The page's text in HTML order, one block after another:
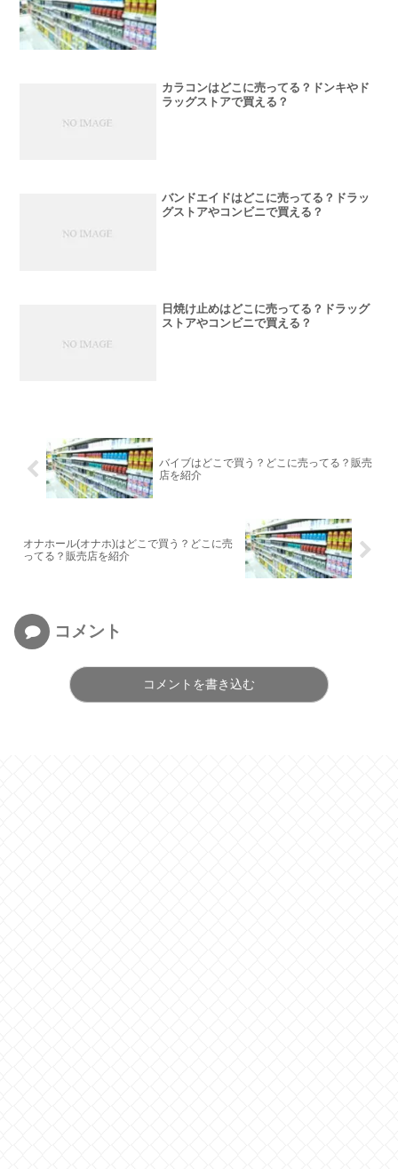
カラコンはどこに売ってる？ドンキやド
ラッグストアで買える？
バンドエイドはどこに売ってる？ドラッ
グストアやコンビニで買える？
日焼け止めはどこに売ってる？ドラッグ
ストアやコンビニで買える？
バイブはどこで買う？どこに売ってる？販売
店を紹介
オナホール(オナホ)はどこで買う？どこに売
ってる？販売店を紹介
コメント
コメントを書き込む